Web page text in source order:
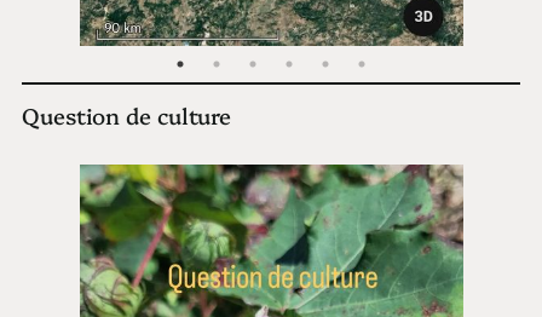
Question de culture